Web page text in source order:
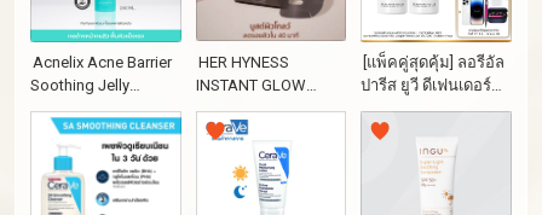
Acnelix Acne Barrier
Soothing Jelly
Cleanser 150g [เจล
ล้างหน้าเนื้อเจลลี่]
HER HYNESS
INSTANT GLOW
BLACK MASK (7
SHEETS) เฮอ ไฮเนส
แบล็คมาส์ก เพื่อผิวโก
ลว์ใส 7 แผ่น
[แพ็คคู่สุดคุ้ม] ลอรีอัล
ปารีส ยูวี ดีเฟนเดอร์
อินวิซิเบิ้ล ฟลูอิด เอสพี
เอฟ 50+ พีเอ++++ ลอง
ยูวีเอ 50 มล. (ครีม
กันแดด, กันแดดคุม
มัน, ครีมกันแดดหน้า)